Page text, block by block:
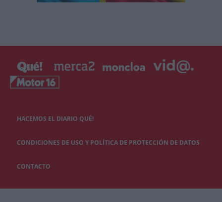
HACEMOS EL DIARIO QUÉ!
CONDICIONES DE USO Y POLÍTICA DE PROTECCIÓN DE DATOS
CONTACTO